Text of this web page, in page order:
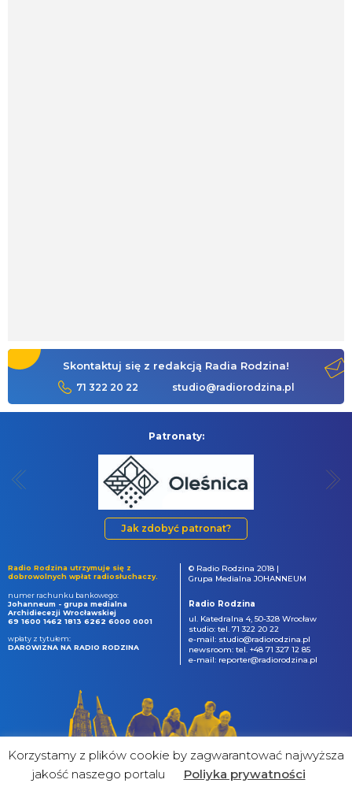
Skontaktuj się z redakcją Radia Rodzina!
71 322 20 22 studio@radiorodzina.pl
Patronaty:
Jak zdobyć patronat?
Radio Rodzina utrzymuje się z
dobrowolnych wpłat radiosłuchaczy.
numer rachunku bankowego:
Johanneum - grupa medialna
Archidiecezji Wrocławskiej
69 1600 1462 1813 6262 6000 0001
wpłaty z tytułem:
DAROWIZNA NA RADIO RODZINA
© Radio Rodzina 2018 |
Grupa Medialna JOHANNEUM
Radio Rodzina
ul. Katedralna 4, 50-328 Wrocław
studio: tel. 71 322 20 22
e-mail: studio@radiorodzina.pl
newsroom: tel. +48 71 327 12 85
e-mail: reporter@radiorodzina.pl
Korzystamy z plików cookie by zagwarantować najwyższa
jakość naszego portalu
Poliyka prywatności